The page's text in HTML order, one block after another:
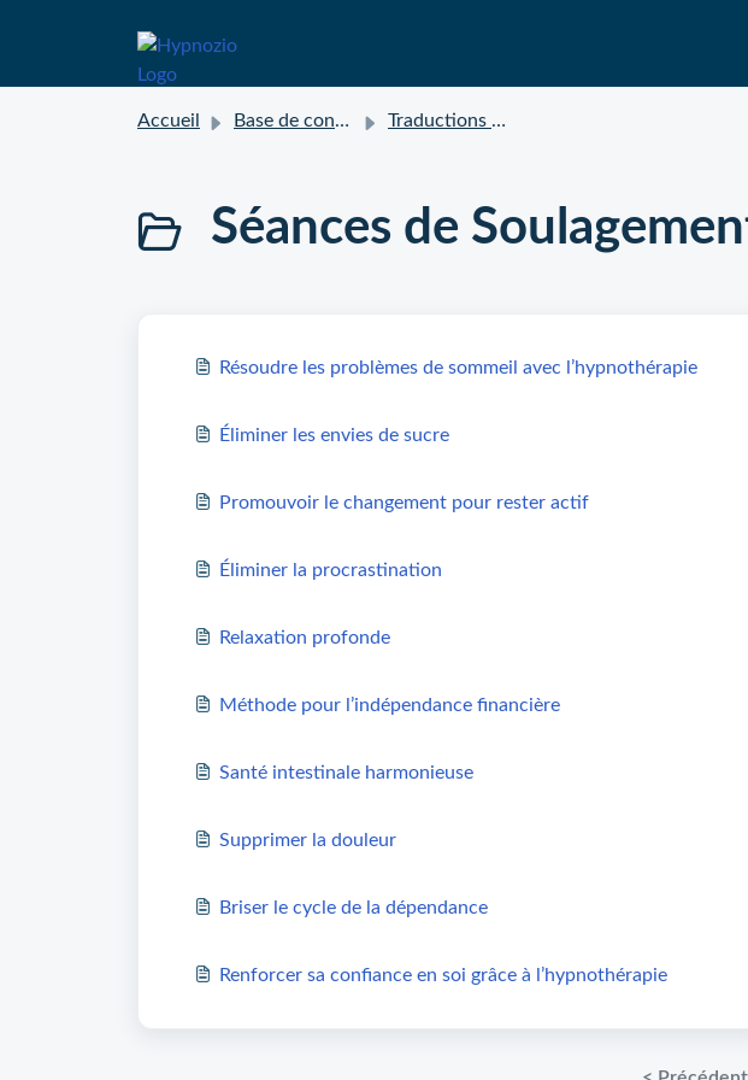
Accueil Base de connaissances Traductions des popups
Séances de
Résoudre les problèmes de sommeil avec l’hypnothérapie
Éliminer les envies de sucre
Promouvoir le changement pour rester actif
Éliminer la procrastination
Relaxation profonde
Méthode pour l’indépendance financière
Santé intestinale harmonieuse
Supprimer la douleur
Briser le cycle de la dépendance
Renforcer sa confiance en soi grâce à l’hypnothérapie